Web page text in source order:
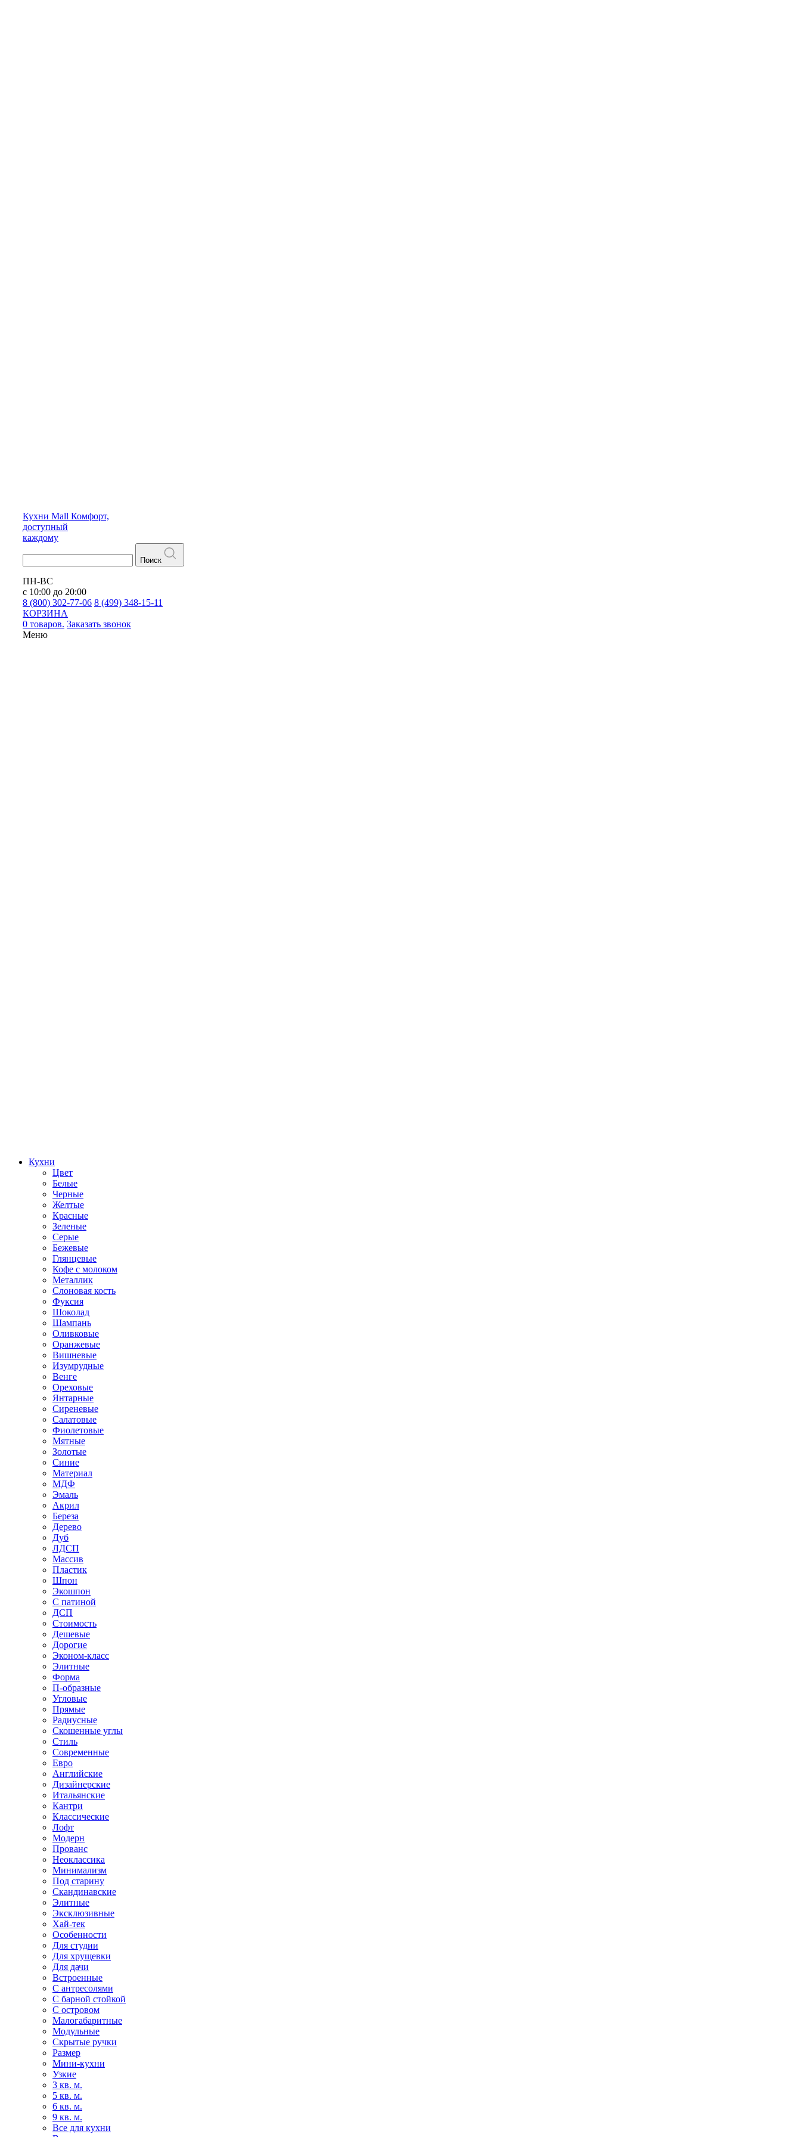
Кухни Mall Комфорт,
доступный
каждому
Поиск
ПН-ВС
с 10:00 до 20:00
8 (800) 302-77-06 8 (499) 348-15-11
КОРЗИНА
0 товаров. Заказать звонок
Меню
Кухни
Цвет
Белые
Черные
Желтые
Красные
Зеленые
Серые
Бежевые
Глянцевые
Кофе с молоком
Металлик
Слоновая кость
Фуксия
Шоколад
Шампань
Оливковые
Оранжевые
Вишневые
Изумрудные
Венге
Ореховые
Янтарные
Сиреневые
Салатовые
Фиолетовые
Мятные
Золотые
Синие
Материал
МДФ
Эмаль
Акрил
Береза
Дерево
Дуб
ЛДСП
Массив
Пластик
Шпон
Экошпон
С патиной
ДСП
Стоимость
Дешевые
Дорогие
Эконом-класс
Элитные
Форма
П-образные
Угловые
Прямые
Радиусные
Скошенные углы
Стиль
Современные
Евро
Английские
Дизайнерские
Итальянские
Кантри
Классические
Лофт
Модерн
Прованс
Неоклассика
Минимализм
Под старину
Скандинавские
Элитные
Эксклюзивные
Хай-тек
Особенности
Для студии
Для хрущевки
Для дачи
Встроенные
С антресолями
С барной стойкой
С островом
Малогабаритные
Модульные
Скрытые ручки
Размер
Мини-кухни
Узкие
3 кв. м.
5 кв. м.
6 кв. м.
9 кв. м.
Все для кухни